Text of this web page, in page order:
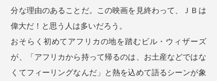
分な理由のあることだ。この映画を見終わって、ＪＢは
偉大だ！と思う人は多いだろう。
おそらく初めてアフリカの地を踏むビル・ウィザーズ
が、「アフリカから持って帰るのは、お土産などではな
くてフィーリングなんだ」と熱を込めて語るシーンが象